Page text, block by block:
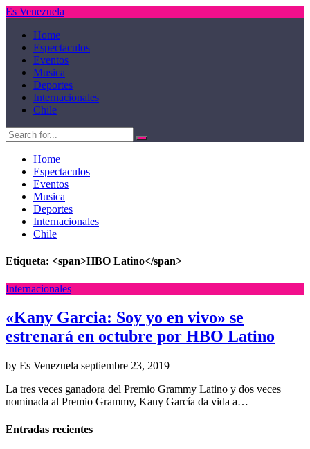
Es Venezuela
Home
Espectaculos
Eventos
Musica
Deportes
Internacionales
Chile
Home
Espectaculos
Eventos
Musica
Deportes
Internacionales
Chile
Etiqueta: <span>HBO Latino</span>
Internacionales
«Kany Garcia: Soy yo en vivo» se
estrenará en octubre por HBO Latino
by Es Venezuela septiembre 23, 2019
La tres veces ganadora del Premio Grammy Latino y dos veces
nominada al Premio Grammy, Kany García da vida a…
Entradas recientes